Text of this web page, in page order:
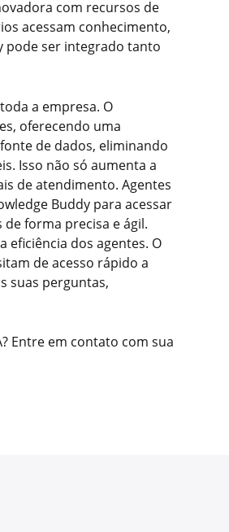
com recursos de
acessam conhecimento,
pode ser integrado tanto
a empresa. O
oferecendo uma
de dados, eliminando
Isso não só aumenta a
de atendimento. Agentes
Buddy para acessar
forma precisa e ágil.
eficiência dos agentes. O
de acesso rápido a
suas perguntas,
Entre em contato com sua